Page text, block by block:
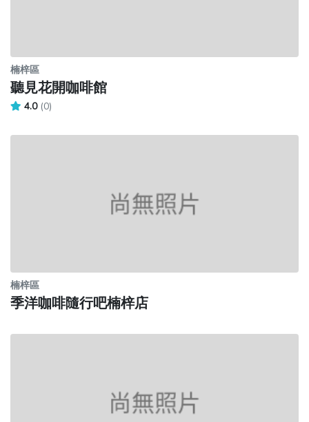
楠梓區
聽見花開咖啡館
4.0 (0)
楠梓區
季洋咖啡隨行吧楠梓店